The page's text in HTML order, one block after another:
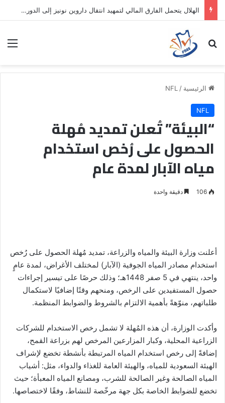
الهلال يتحمل الفارق المالي لتمهيد انتقال داروين نونيز إلى الدوري التركي
بحث عن
الرئيسية /
NFL
NFL
“البيئة” تُعلن تمديد مُهلة
الحصول على رُخص استخدام
مياه الآبار لمدة عام
106 دقيقة واحدة
أعلنت وزارة البيئة والمياه والزراعة، تمديد مُهلة الحصول على رُخص
استخدام مصادر المياه الجوفية (الآبار) لمختلف الأغراض، لمدة عامٍ
واحد، ينتهي في 5 صفر 1448هـ؛ وذلك حرصًا على تيسير إجراءات
حصول المستفيدين على الرخص، ومنحهم وقتًا إضافيًا لاستكمال
طلباتهم، منوّهةً بأهمية الالتزام بالشروط والضوابط المنظمة.
وأكدت الوزارة، أن هذه المُهلة لا تشمل رخص الاستخدام للشركات
الزراعية المحلية، وكبار المزارعين المرخص لهم بزراعة القمح،
إضافةً إلى رخص استخدام المياه المرتبطة بأنشطة تخضع لإشراف
الهيئة السعودية للمياه، والهيئة العامة للغذاء والدواء، مثل: أشياب
المياه الصالحة وغير الصالحة للشرب، ومصانع المياه المعبأة؛ حيث
تخضع للضوابط الخاصة بكل جهة مرخّصة للنشاط، وفقًا لاختصاصها.